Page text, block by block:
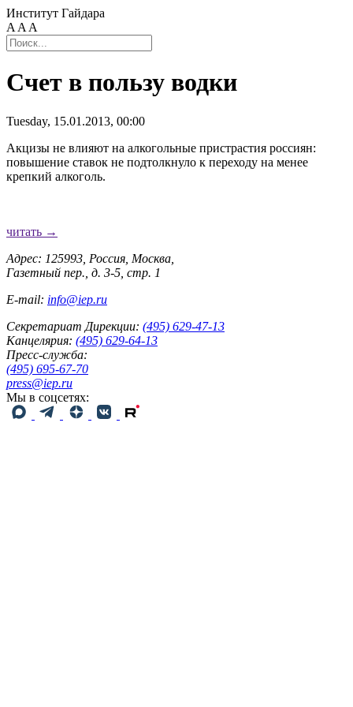
Институт Гайдара
A A A
Счет в пользу водки
Tuesday, 15.01.2013, 00:00
Акцизы не влияют на алкогольные пристрастия россиян:
повышение ставок не подтолкнуло к переходу на менее
крепкий алкоголь.
читать →
Адрес: 125993, Россия, Москва,
Газетный пер., д. 3-5, стр. 1
E-mail: info@iep.ru
Секретариат Дирекции: (495) 629-47-13
Канцелярия: (495) 629-64-13
Пресс-служба:
(495) 695-67-70
press@iep.ru
Мы в соцсетях: